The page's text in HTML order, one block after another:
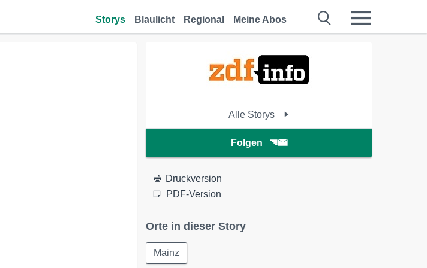
Storys Blaulicht Regional Meine Abos
Alle Storys
Folgen
Druckversion
PDF-Version
Orte in dieser Story
Mainz